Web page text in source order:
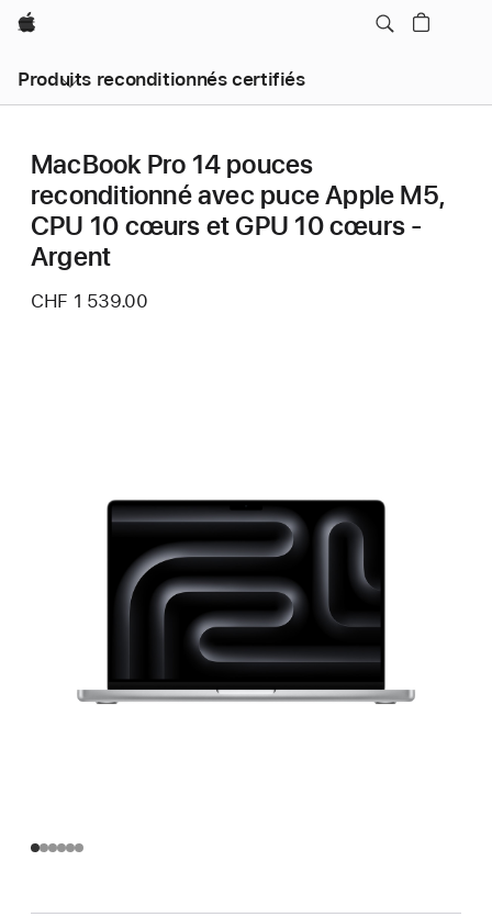
Apple
Produits reconditionnés certifiés
MacBook Pro 14 pouces
reconditionné avec puce Apple M5,
CPU 10 cœurs et GPU 10 cœurs -
Argent
CHF 1 539.00